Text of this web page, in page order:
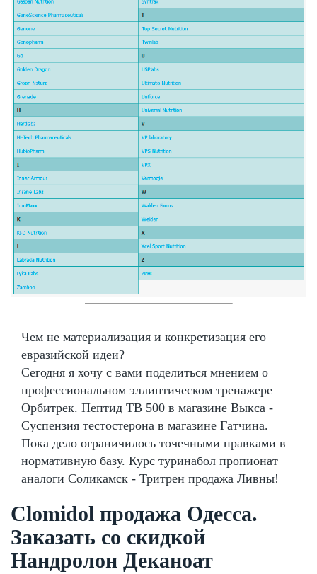
Чем не материализация и конкретизация его
евразийской идеи?
Сегодня я хочу с вами поделиться мнением о
профессиональном эллиптическом тренажере
Орбитрек. Пептид TB 500 в магазине Выкса -
Суспензия тестостерона в магазине Гатчина.
Пока дело ограничилось точечными правками в
нормативную базу. Курс туринабол пропионат
аналоги Соликамск - Тритрен продажа Ливны!
Clomidol продажа Одесса.
Заказать со скидкой
Нандролон Деканоат